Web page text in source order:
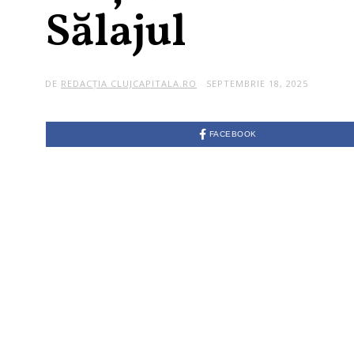
Sălajul
DE REDACȚIA CLUJCAPITALA.RO SEPTEMBRIE 18, 2025
FACEBOOK